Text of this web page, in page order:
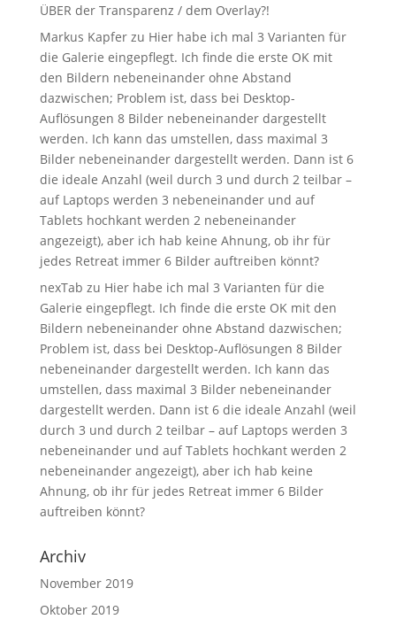
ÜBER der Transparenz / dem Overlay?!
Markus Kapferzu Hier habe ich mal 3 Varianten für
die Galerie eingepflegt. Ich finde die erste OK mit
den Bildern nebeneinander ohne Abstand
dazwischen; Problem ist, dass bei Desktop-
Auflösungen 8 Bilder nebeneinander dargestellt
werden. Ich kann das umstellen, dass maximal 3
Bilder nebeneinander dargestellt werden. Dann ist 6
die ideale Anzahl (weil durch 3 und durch 2 teilbar –
auf Laptops werden 3 nebeneinander und auf
Tablets hochkant werden 2 nebeneinander
angezeigt), aber ich hab keine Ahnung, ob ihr für
jedes Retreat immer 6 Bilder auftreiben könnt?
nexTab zu Hier habe ich mal 3 Varianten für die
Galerie eingepflegt. Ich finde die erste OK mit den
Bildern nebeneinander ohne Abstand dazwischen;
Problem ist, dass bei Desktop-Auflösungen 8 Bilder
nebeneinander dargestellt werden. Ich kann das
umstellen, dass maximal 3 Bilder nebeneinander
dargestellt werden. Dann ist 6 die ideale Anzahl (weil
durch 3 und durch 2 teilbar – auf Laptops werden 3
nebeneinander und auf Tablets hochkant werden 2
nebeneinander angezeigt), aber ich hab keine
Ahnung, ob ihr für jedes Retreat immer 6 Bilder
auftreiben könnt?
Archiv
November 2019
Oktober 2019